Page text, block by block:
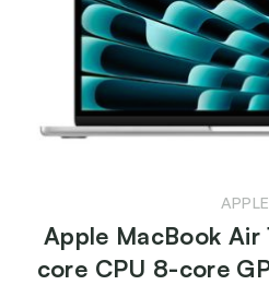
APPLE
Apple MacBook
core CPU 8-core